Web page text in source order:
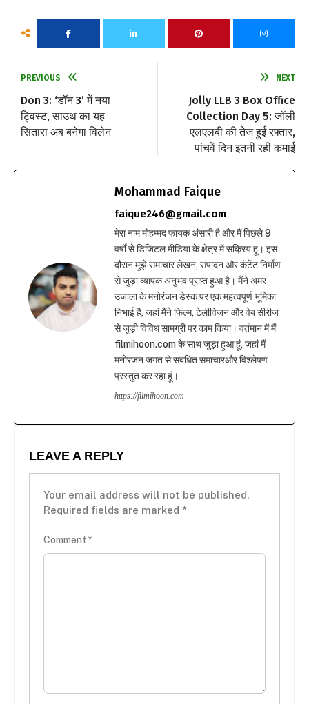
PREVIOUS
Don 3: ‘डॉन 3’ में नया
ट्विस्ट, साउथ का यह
सितारा अब बनेगा विलेन
NEXT
Jolly LLB 3 Box Office
Collection Day 5: जॉली
एलएलबी की तेज हुई रफ्तार,
पांचवें दिन इतनी रही कमाई
Mohammad Faique
faique246@gmail.com
मेरा नाम मोहम्मद फायक अंसारी है और मैं पिछले 9
वर्षों से डिजिटल मीडिया के क्षेत्र में सक्रिय हूं। इस
दौरान मुझे समाचार लेखन, संपादन और कंटेंट निर्माण
से जुड़ा व्यापक अनुभव प्राप्त हुआ है। मैंने अमर
उजाला के मनोरंजन डेस्क पर एक महत्वपूर्ण भूमिका
निभाई है, जहां मैंने फिल्म, टेलीविजन और वेब सीरीज़
से जुड़ी विविध सामग्री पर काम किया। वर्तमान में मैं
filmihoon.com के साथ जुड़ा हुआ हूं, जहां मैं
मनोरंजन जगत से संबंधित समाचारऔर विश्लेषण
प्रस्तुत कर रहा हूं।
https://filmihoon.com
LEAVE A REPLY
Your email address will not be published.
Required fields are marked *
Comment *